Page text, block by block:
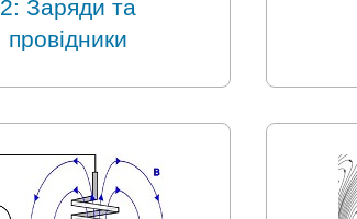
2: Заряди та
провідники